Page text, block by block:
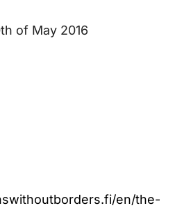
of May 2016
en/the-